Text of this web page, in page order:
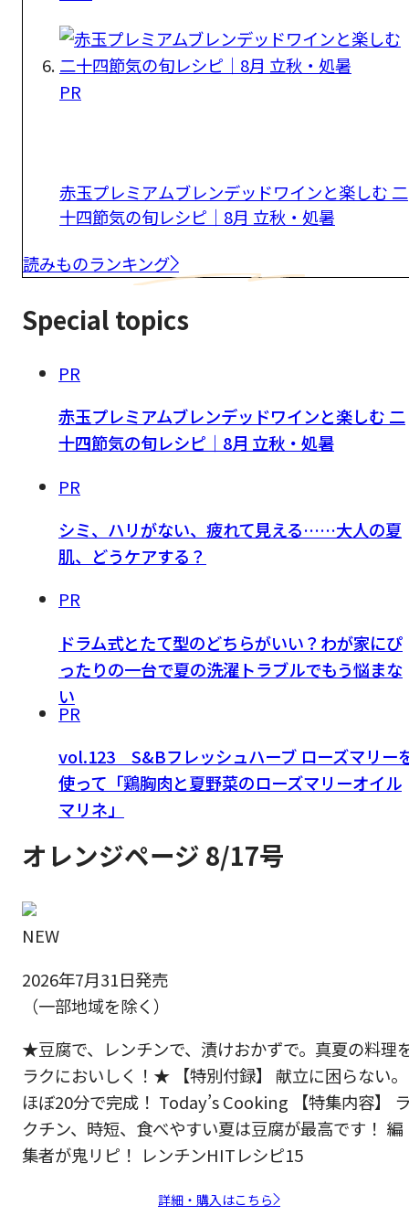
PR
赤玉プレミアムブレンデッドワインと楽しむ 二
十四節気の旬レシピ｜8月 立秋・処暑
読みものランキング
Special topics
PR
赤玉プレミアムブレンデッドワインと楽しむ 二
十四節気の旬レシピ｜8月 立秋・処暑
PR
シミ、ハリがない、疲れて見える……大人の夏
肌、どうケアする？
PR
ドラム式とたて型のどちらがいい？わが家にぴ
ったりの一台で夏の洗濯トラブルでもう悩まな
い
PR
vol.123 S&Bフレッシュハーブ ローズマリー
使って「鶏胸肉と夏野菜のローズマリーオイル
マリネ」
オレンジページ 8/17号
NEW
2026年7月31日発売
（一部地域を除く）
★豆腐で、レンチンで、漬けおかずで。真夏の料理
ラクにおいしく！★ 【特別付録】 献立に困らない。
ほぼ20分で完成！ Today’s Cooking 【特集内容】
クチン、時短、食べやすい夏は豆腐が最高です！ 編
集者が鬼リピ！ レンチンHITレシピ15
詳細・購入はこちら